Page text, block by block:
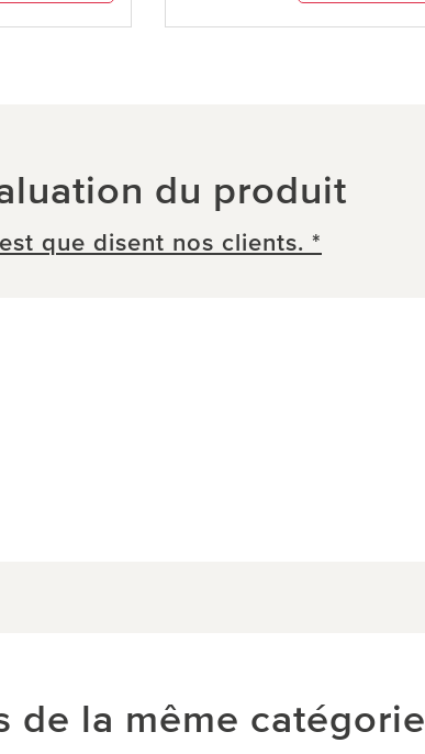
du produit
que disent nos clients. *
de la même catégorie